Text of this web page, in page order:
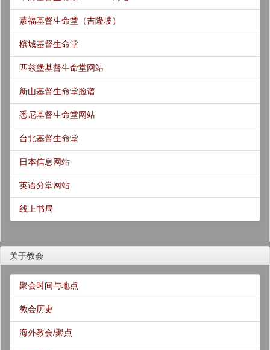
蒙福基督生命堂（吉隆坡）
槟城基督生命堂
匹兹堡基督生命堂网站
新山基督生命堂脸谱
悉尼基督生命堂网站
台北基督生命堂
日本信息网站
英语分堂网站
线上书局
关于教会
聚会时间与地点
教会历史
海外教会/聚点